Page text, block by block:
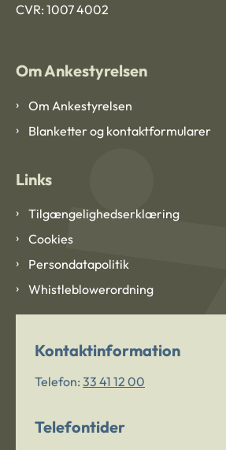
CVR: 1007 4002
Om Ankestyrelsen
Om Ankestyrelsen
Blanketter og kontaktformularer
Links
Tilgængelighedserklæring
Cookies
Persondatapolitik
Whistleblowerordning
Kontaktinformation
Telefon: 33 41 12 00
Telefontider